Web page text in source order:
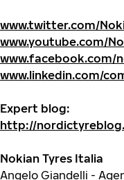
www.twitter.com/
www.youtube.com/
www.facebook.com/
www.linkedin.com/
Expert blog:
http://
Nokian Tyres Italia
Angelo Giandelli -